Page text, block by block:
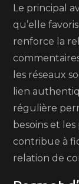
Le principal
qu’elle
renforce la
les réseaux
lien
régulière
besoins et
contribue à
relation de